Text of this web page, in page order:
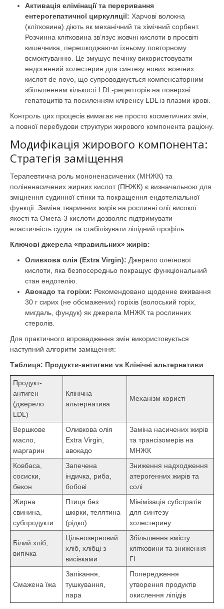
Активація елімінації та переривання
ентерогепатичної циркуляції: Харчові волокна
(клітковина) діють як механічний та хімічний сорбент.
Розчинна клітковина зв’язує жовчні кислоти в просвіті
кишечника, перешкоджаючи їхньому повторному
всмоктуванню. Це змушує печінку використовувати
ендогенний холестерин для синтезу нових жовчних
кислот de novo, що супроводжується компенсаторним
збільшенням кількості LDL-рецепторів на поверхні
гепатоцитів та посиленням кліренсу LDL із плазми крові.
Контроль цих процесів вимагає не просто косметичних змін,
а повної перебудови структури жирового компонента раціону.
Модифікація жирового компонента:
Стратегія заміщення
Терапевтична роль мононенасичених (МНЖК) та
поліненасичених жирних кислот (ПНЖК) є визначальною для
зміцнення судинної стінки та покращення ендотеліальної
функції. Заміна тваринних жирів на рослинні олії високої
якості та Омега-3 кислоти дозволяє підтримувати
еластичність судин та стабілізувати ліпідний профіль.
Ключові джерела «правильних» жирів:
Оливкова олія (Extra Virgin): Джерело олеїнової
кислоти, яка безпосередньо покращує функціональний
стан ендотелію.
Авокадо та горіхи: Рекомендовано щоденне вживання
30 г сирих (не обсмажених) горіхів (волоський горіх,
мигдаль, фундук) як джерела МНЖК та рослинних
стеролів.
Для практичного впровадження змін використовується
наступний алгоритм заміщення:
Таблиця: Продукти-антигени vs Клінічні альтернативи
Продукт-
антиген
(джерело
LDL)
Клінічна
альтернатива
Механізм користі
Вершкове
масло,
маргарин
Оливкова олія
Extra Virgin,
авокадо
Заміна насичених жирів
та трансізомерів на
МНЖК
Ковбаса,
сосиски,
бекон
Запечена
індичка, риба,
бобові
Зниження надходження
атерогенних жирів та
солі
Жирна
свинина,
субпродукти
Птиця без
шкірки, телятина
(рідко)
Мінімізація субстратів
для синтезу
холестерину
Білий хліб,
випічка
Цільнозерновий
хліб, хлібці з
висівками
Збільшення вмісту
клітковини та зниження
ГІ
Смажена їжа
Запікання,
тушкування,
пара
Попередження
утворення продуктів
окислення ліпідів